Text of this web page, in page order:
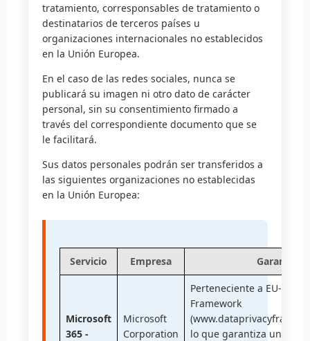
tratamiento, corresponsables de tratamiento o
destinatarios de terceros países u
organizaciones internacionales no establecidos
en la Unión Europea.
En el caso de las redes sociales, nunca se
publicará su imagen ni otro dato de carácter
personal, sin su consentimiento firmado a
través del correspondiente documento que se
le facilitará.
Sus datos personales podrán ser transferidos a
las siguientes organizaciones no establecidas
en la Unión Europea:
Servicio Empresa Garantía
Microsoft
365 -
Microsoft
Corporation
Perteneciente a EU-U.S.
Framework
lo que garantiza un nivel